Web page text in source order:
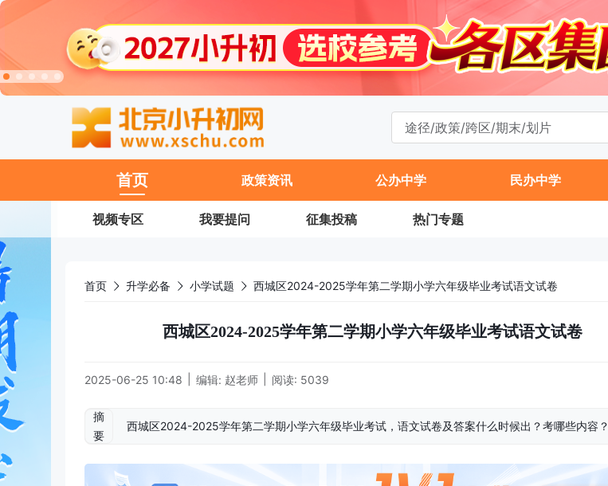
首页 政策资讯 公办中学 民办中学
视频专区 我要提问 征集投稿 热门专题
首页 升学必备 小学试题 西城区2024-2025学年第二学期小学六年级毕业考试语文试卷
西城区2024-2025学年第二学期小学六年级毕业考试语文试卷
2025-06-25 10:48 编辑: 赵老师 阅读: 5039
摘
要
西城区2024-2025学年第二学期小学六年级毕业考试，语文试卷及答案什么时候出？考哪些内容？